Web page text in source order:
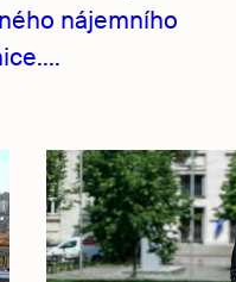
nájemního